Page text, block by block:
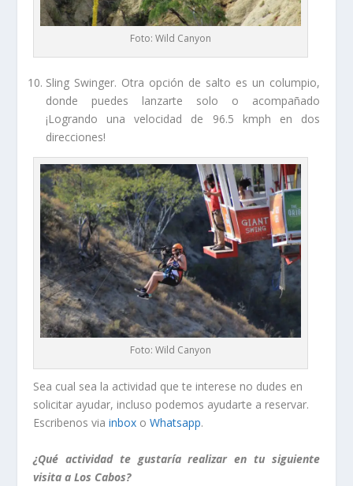
Foto: Wild Canyon
Sling Swinger. Otra opción de salto es un columpio,
donde puedes lanzarte solo o acompañado
¡Logrando una velocidad de 96.5 kmph en dos
direcciones!
Foto: Wild Canyon
Sea cual sea la actividad que te interese no dudes en
solicitar ayudar, incluso podemos ayudarte a reservar.
Escribenos viainbox oWhatsapp.
¿Qué actividad te gustaría realizar en tu siguiente
visita a Los Cabos?